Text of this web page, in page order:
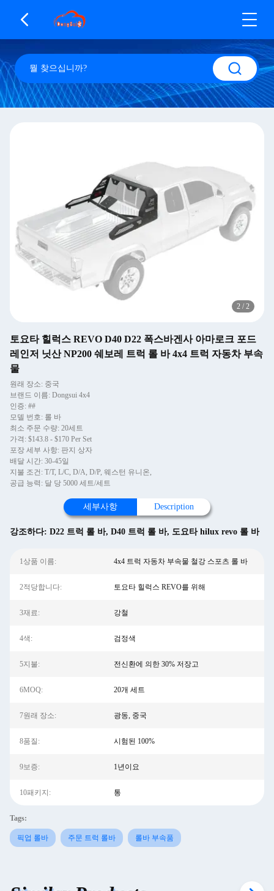
2 / 2
토요타 힐럭스 REVO D40 D22 폭스바겐사 아마로크 포드
레인저 닛산 NP200 쉐보레 트럭 롤 바 4x4 트럭 자동차 부속
물
원래 장소: 중국
브랜드 이름: Dongsui 4x4
인증: ##
모델 번호: 롤 바
최소 주문 수량: 20세트
가격: $143.8 - $170 Per Set
포장 세부 사항: 판지 상자
배달 시간: 30-45일
지불 조건: T/T, L/C, D/A, D/P, 웨스턴 유니온,
공급 능력: 달 당 5000 세트/세트
세부사항 Description
강조하다: D22 트럭 롤 바, D40 트럭 롤 바, 도요타 hilux revo 롤 바
1상품 이름: 4x4 트럭 자동차 부속물 철강 스포츠 롤 바
2적당합니다: 토요타 힐럭스 REVO를 위해
3재료: 강철
4색: 검정색
5지불: 전신환에 의한 30% 저장고
6MOQ: 20개 세트
7원래 장소: 광동, 중국
8품질: 시험된 100%
9보증: 1년이요
10패키지: 통
Tags:
픽업 롤바 주문 트럭 롤바 롤바 부속품